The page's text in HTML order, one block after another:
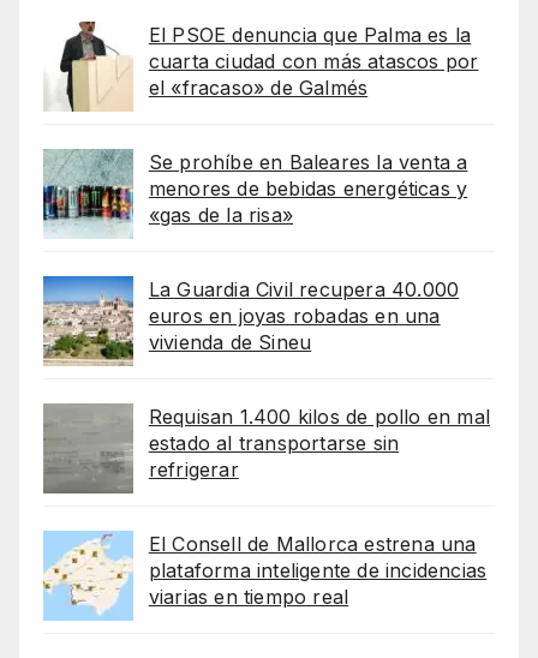
El PSOE denuncia que Palma es la
cuarta ciudad con más atascos por
el «fracaso» de Galmés
Se prohíbe en Baleares la venta a
menores de bebidas energéticas y
«gas de la risa»
La Guardia Civil recupera 40.000
euros en joyas robadas en una
vivienda de Sineu
Requisan 1.400 kilos de pollo en mal
estado al transportarse sin
refrigerar
El Consell de Mallorca estrena una
plataforma inteligente de incidencias
viarias en tiempo real